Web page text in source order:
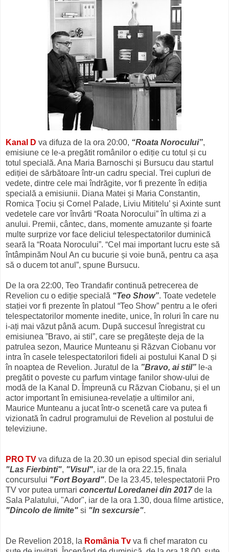
Kanal D va difuza de la ora 20:00, “Roata Norocului”,
emisiune ce le-a pregătit românilor o ediție cu totul și cu
totul specială. Ana Maria Barnoschi și Bursucu dau startul
ediției de sărbătoare într-un cadru special. Trei cupluri de
vedete, dintre cele mai îndrăgite, vor fi prezente în ediția
specială a emisiunii. Diana Matei și Maria Constantin,
Romica Țociu și Cornel Palade, Liviu Mititelu’ și Axinte sunt
vedetele care vor învârti “Roata Norocului” în ultima zi a
anului. Premii, cântec, dans, momente amuzante și foarte
multe surprize vor face deliciul telespectatorilor duminică
seară la “Roata Norocului”. “Cel mai important lucru este să
întâmpinăm Noul An cu bucurie și voie bună, pentru ca așa
să o ducem tot anul”, spune Bursucu.
De la ora 22:00, Teo Trandafir continuă petrecerea de
Revelion cu o ediție specială “Teo Show”. Toate vedetele
stației vor fi prezente în platoul “Teo Show” pentru a le oferi
telespectatorilor momente inedite, unice, în roluri în care nu
i-ați mai văzut până acum. După succesul înregistrat cu
emisiunea ”Bravo, ai stil”, care se pregătește deja de la
patrulea sezon, Maurice Munteanu și Răzvan Ciobanu vor
intra în casele telespectatorilori fideli ai postului Kanal D și
în noaptea de Revelion. Juratul de la ”Bravo, ai stil” le-a
pregătit o poveste cu parfum vintage fanilor show-ului de
modă de la Kanal D. Împreună cu Răzvan Ciobanu, și el un
actor important în emisiunea-revelație a ultimilor ani,
Maurice Munteanu a jucat într-o scenetă care va putea fi
vizionată în cadrul programului de Revelion al postului de
televiziune.
PRO TV va difuza de la 20.30 un episod special din serialul
"Las Fierbinti", "Visul", iar de la ora 22.15, finala
concursului "Fort Boyard". De la 23.45, telespectatorii Pro
TV vor putea urmari concertul Loredanei din 2017de la
Sala Palatului, "Ador", iar de la ora 1.30, doua filme artistice,
"Dincolo de limite" si "In sexcursie".
De Revelion 2018, la România Tv va fi chef maraton cu